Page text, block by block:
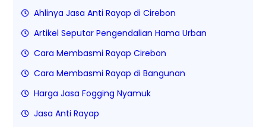
Ahlinya Jasa Anti Rayap di Cirebon
Artikel Seputar Pengendalian Hama Urban
Cara Membasmi Rayap Cirebon
Cara Membasmi Rayap di Bangunan
Harga Jasa Fogging Nyamuk
Jasa Anti Rayap